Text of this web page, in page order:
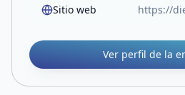
Sitio web https://
Ver perfil de la